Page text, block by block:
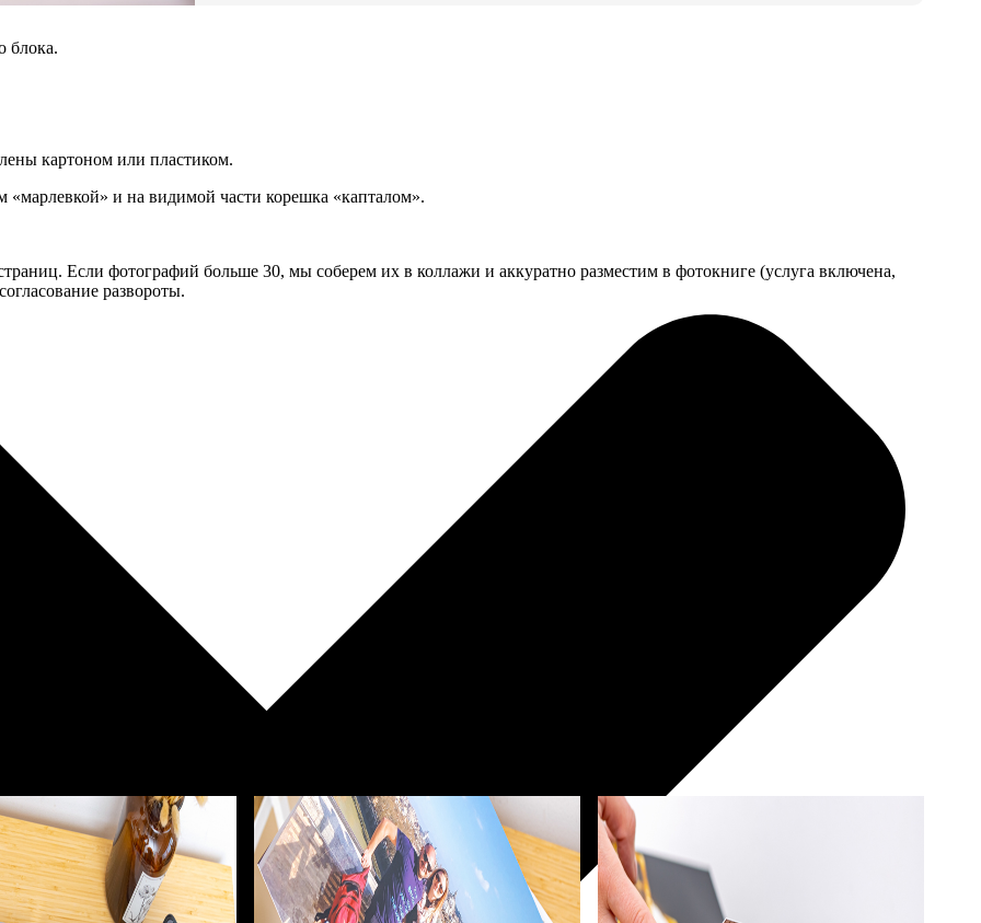
блока.
картоном или пластиком.
и на видимой части корешка «капталом».
Если фотографий больше 30, мы соберем их в коллажи и аккуратно разместим в фотокниге (услуга включена,
развороты.